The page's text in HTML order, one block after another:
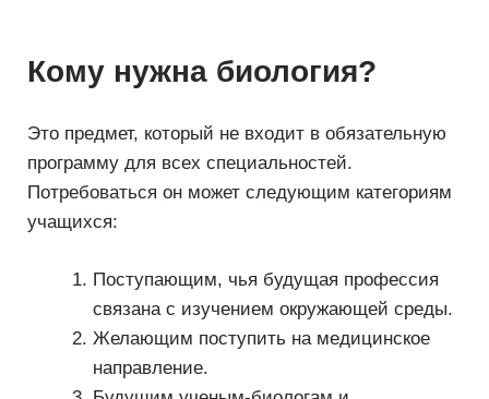
Кому нужна биология?
Это предмет, который не входит в обязательную
программу для всех специальностей.
Потребоваться он может следующим категориям
учащихся:
Поступающим, чья будущая профессия
связана с изучением окружающей среды.
Желающим поступить на медицинское
направление.